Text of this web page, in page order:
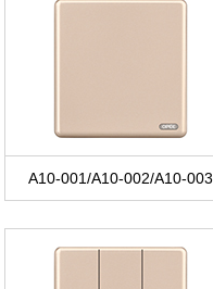
A10-001/A10-002/A10-003